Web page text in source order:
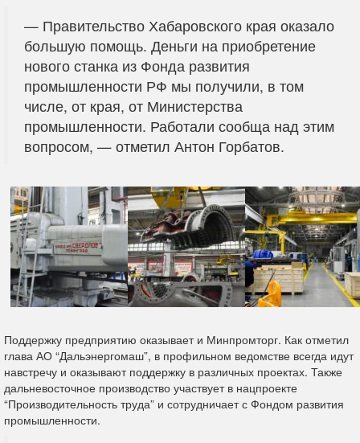
— Правительство Хабаровского края оказало
большую помощь. Деньги на приобретение
нового станка из Фонда развития
промышленности РФ мы получили, в том
числе, от края, от Министерства
промышленности. Работали сообща над этим
вопросом, — отметил Антон Горбатов.
Поддержку предприятию оказывает и Минпромторг. Как отметил
глава АО “Дальэнергомаш”, в профильном ведомстве всегда идут
навстречу и оказывают поддержку в различных проектах. Также
дальневосточное производство участвует в нацпроекте
“Производительность труда” и сотрудничает с Фондом развития
промышленности.